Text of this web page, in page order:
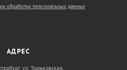
обработки персональных данных
АДРЕС
ул. Торжковская,